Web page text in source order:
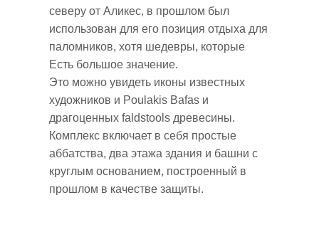
северу от Аликес, в прошлом был
использован для его позиция отдыха для
паломников, хотя шедевры, которые
Есть большое значение.
Это можно увидеть иконы известных
художников и Poulakis Bafas и
драгоценных faldstools древесины.
Комплекс включает в себя простые
аббатства, два этажа здания и башни с
круглым основанием, построенный в
прошлом в качестве защиты.